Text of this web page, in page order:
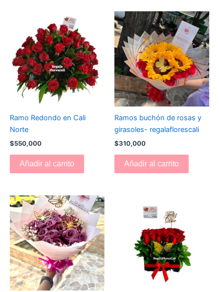
Ramo Redondo en Cali
Norte
$550,000
Añadir al carrito
Ramos buchón de rosas y
girasoles- regalaflorescali
$310,000
Añadir al carrito